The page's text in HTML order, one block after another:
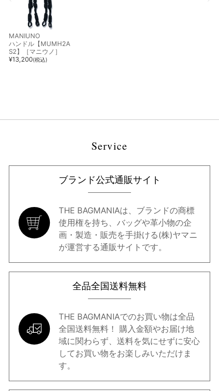
MANIUNO
ハンドル【MUMH2A
S2】［マニウノ］
¥13,200(税込)
Service
ブランド公式通販サイト
THE BAGMANIAは、ブランドの商標
使用権を持ち、バッグや革小物の企
画・製造・販売を手掛ける(株)ヤマニ
が運営する通販サイトです。
全品全国送料無料
THE BAGMANIAでのお買い物は全品
全国送料無料！ 購入金額やお届け地
域に関わらず、送料を気にせずに安心
してお買い物をお楽しみいただけま
す。